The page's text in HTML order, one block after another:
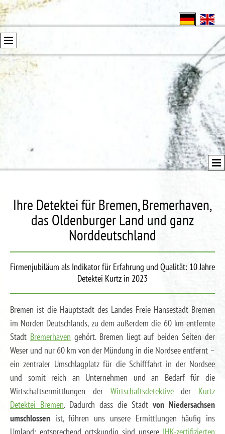
Ihre Detektei für Bremen, Bremerhaven,
das Oldenburger Land und ganz
Norddeutschland
Firmenjubiläum als Indikator für Erfahrung und Qualität: 10 Jahre
Detektei Kurtz in 2023
Bremen ist die Hauptstadt des Landes Freie Hansestadt Bremen
im Norden Deutschlands, zu dem außerdem die 60 km entfernte
Stadt Bremerhaven gehört. Bremen liegt auf beiden Seiten der
Weser und nur 60 km von der Mündung in die Nordsee entfernt –
ein zentraler Umschlagplatz für die Schifffahrt in der Nordsee
und somit reich an Unternehmen und an Bedarf für die
Wirtschaftsermittlungen der Wirtschaftsdetektiveder Kurtz
Detektei Bremen. Dadurch dass die Stadt von Niedersachsen
umschlossen ist, führen uns unsere Ermittlungen häufig ins